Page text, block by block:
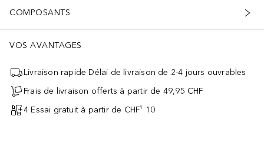
COMPOSANTS
VOS AVANTAGES
Livraison rapide Délai de livraison de 2-4 jours ouvrables
Frais de livraison offerts à partir de 49,95 CHF
4 Essai gratuit à partir de CHF¹ 10